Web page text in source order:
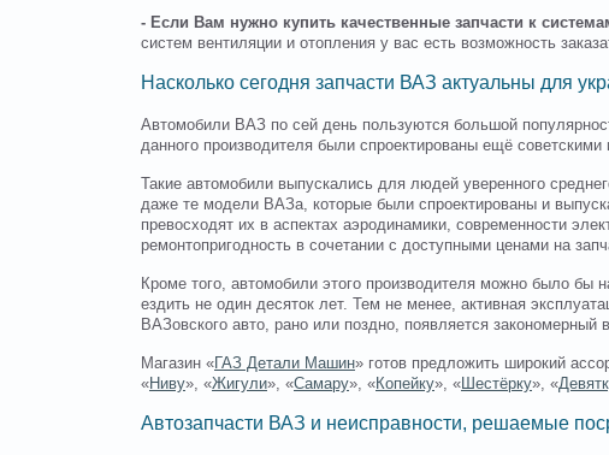
- Если Вам нужно купить качественные запчасти к
систем вентиляции и отопления у вас есть возможность
Насколько сегодня запчасти ВАЗ актуальны для
Автомобили ВАЗ по сей день пользуются большой
данного производителя были спроектированы ещё
Такие автомобили выпускались для людей уверенного
даже те модели ВАЗа, которые были спроектированы и
превосходят их в аспектах аэродинамики, современности
ремонтопригодность в сочетании с доступными ценами на
Кроме того, автомобили этого производителя можно было бы
ездить не один десяток лет. Тем не менее, активная
ВАЗовского авто, рано или поздно, появляется
Магазин «ГАЗ Детали Машин» готов предложить широкий
«Ниву», «Жигули», «Самару», «Копейку», « Шестёрку», «
Автозапчасти ВАЗ и неисправности, решаемые